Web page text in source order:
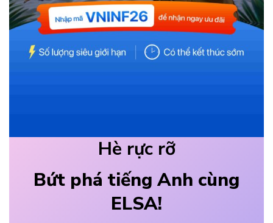
Hè rực rỡ
Bứt phá tiếng Anh cùng
ELSA!